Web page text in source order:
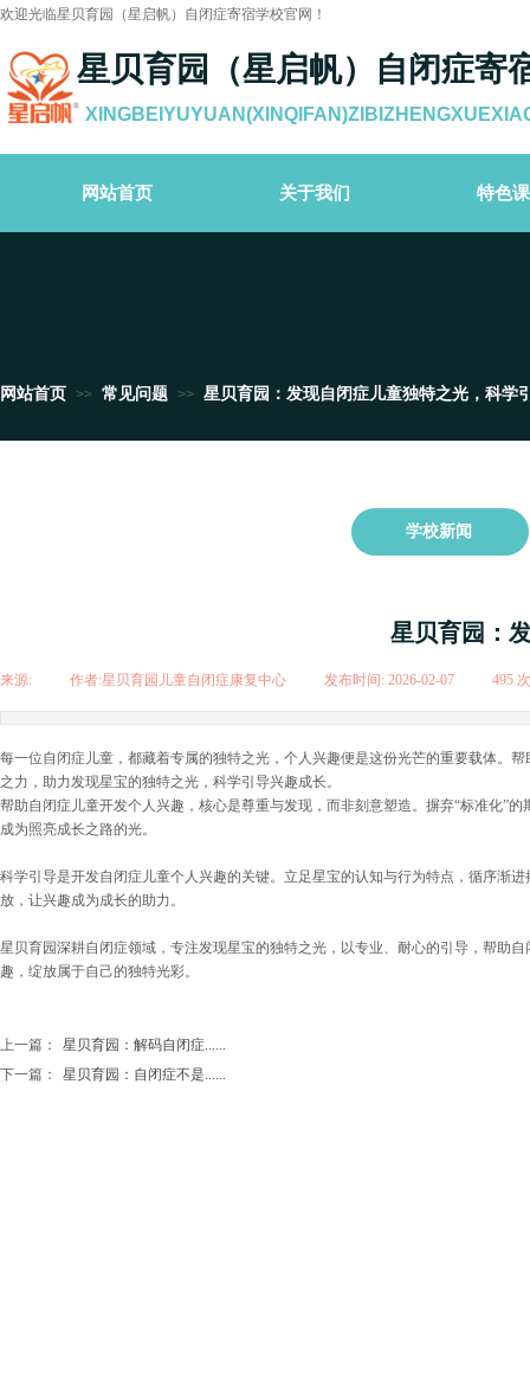
星贝育园（星启帆）自闭症寄
欢迎光临星贝育园（星启帆）自闭症寄宿学校官网！
网站首页 关于我们 特色
网站首页 >> 常见问题 >> 星贝育园：发现自闭症儿童独特之光，科学
学校新闻
星贝育园：
来源: 作者:星贝育园儿童自闭症康复中心 发布时间: 2026-02-07 495
每一位自闭症儿童，都藏着专属的独特之光，个人兴趣便是这份光芒的重要载体。
之力，助力发现星宝的独特之光，科学引导兴趣成长。
帮助自闭症儿童开发个人兴趣，核心是尊重与发现，而非刻意塑造。摒弃“标准化”
成为照亮成长之路的光。
科学引导是开发自闭症儿童个人兴趣的关键。立足星宝的认知与行为特点，循序渐
放，让兴趣成为成长的助力。
星贝育园深耕自闭症领域，专注发现星宝的独特之光，以专业、耐心的引导，帮助
趣，绽放属于自己的独特光彩。
上一篇：
星贝育园：解码自闭症......
下一篇：
星贝育园：自闭症不是......